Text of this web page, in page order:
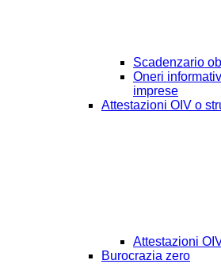
Scadenzario
Oneri
imprese
Attestazioni OIV o
Attestazioni
Burocrazia zero